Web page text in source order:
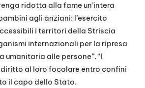
ridotta alla fame un’intera
agli anziani: l’esercito
i territori della Striscia
internazionali per la ripresa
umanitaria alle persone”. “I
al loro focolare entro confini
il capo dello Stato.